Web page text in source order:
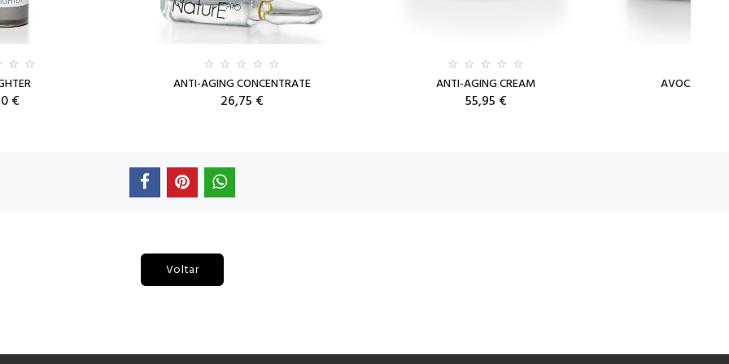
€
ANTI-AGING CONCENTRATE
26,75 €
ANTI-AGING CREAM
55,95 €
AVOCADO
Voltar